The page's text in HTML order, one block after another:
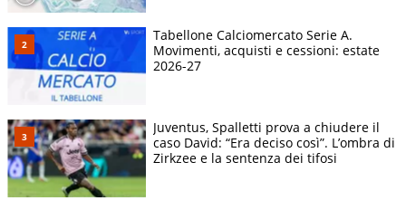
Tabellone Calciomercato Serie A.
Movimenti, acquisti e cessioni: estate
2026-27
Juventus, Spalletti prova a chiudere il
caso David: “Era deciso così”. L’ombra di
Zirkzee e la sentenza dei tifosi